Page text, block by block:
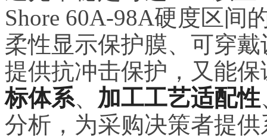
Shore 60A-98A硬度区间
柔性显示保护膜、可穿
提供抗冲击保护，又能
标体系、 加工工艺适配性
分析，为采购决策者提